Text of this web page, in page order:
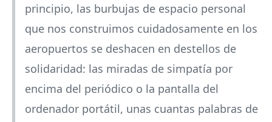
principio, las burbujas de espacio personal
que nos construimos cuidadosamente en los
aeropuertos se deshacen en destellos de
solidaridad: las miradas de simpatía por
encima del periódico o la pantalla del
ordenador portátil, unas cuantas palabras de